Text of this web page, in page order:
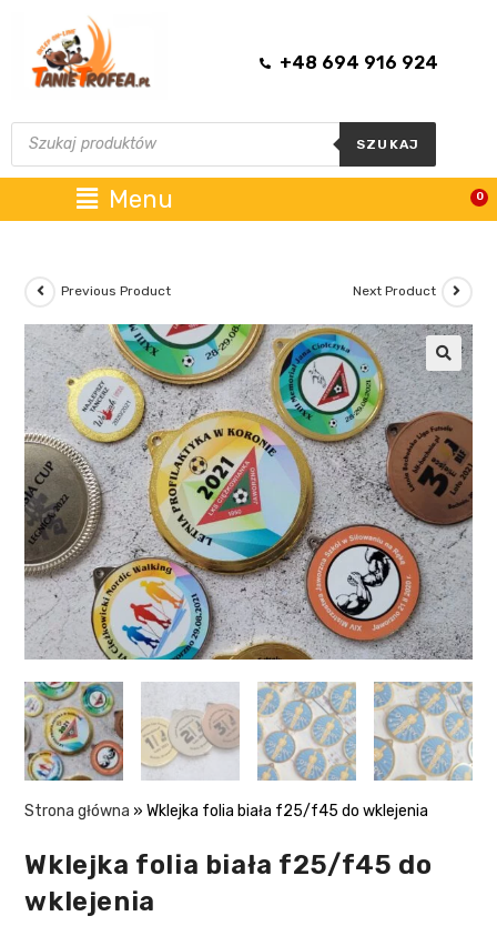
+48 694 916 924
SZUKAJ
Menu 0
Previous Product Next Product
Strona główna »Wklejka folia biała f25/f45 do wklejenia
Wklejka folia biała f25/f45 do
wklejenia